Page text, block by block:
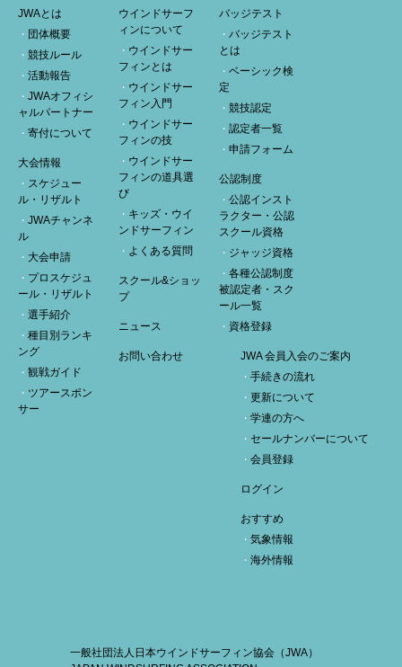
JWAとは
団体概要
競技ルール
活動報告
JWAオフィシ
ャルパートナー
寄付について
大会情報
スケジュー
ル・リザルト
JWAチャンネ
ル
大会申請
プロスケジュ
ール・リザルト
選手紹介
種目別ランキ
ング
観戦ガイド
ツアースポン
サー
ウインドサーフ
ィンについて
ウインドサー
フィンとは
ウインドサー
フィン入門
ウインドサー
フィンの技
ウインドサー
フィンの道具選
び
キッズ・ウイ
ンドサーフィン
よくある質問
スクール&ショッ
プ
ニュース
お問い合わせ
バッジテスト
バッジテスト
とは
ベーシック検
定
競技認定
認定者一覧
申請フォーム
公認制度
公認インスト
ラクター・公認
スクール資格
ジャッジ資格
各種公認制度
被認定者・スク
ール一覧
資格登録
JWA 会員入会のご案内
手続きの流れ
更新について
学連の方へ
セールナンバーについて
会員登録
ログイン
おすすめ
気象情報
海外情報
一般社団法人日本ウインドサーフィン協会（JWA）